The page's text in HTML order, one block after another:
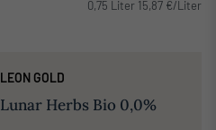
0,75 Liter 15,87 €/Liter
LEON GOLD
Lunar Herbs Bio 0,0%